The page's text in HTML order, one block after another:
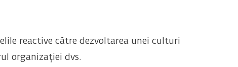
reactive către dezvoltarea unei culturi
organizației dvs.